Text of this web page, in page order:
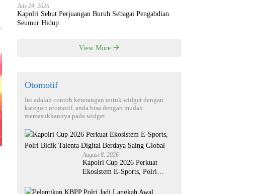
July 24, 2026
Kapolri Sebut Perjuangan Buruh Sebagai Pengabdian
Seumur Hidup
View More
Otomotif
Ini adalah contoh keterangan untuk widget dengan
kategori otomotif, anda bisa dengan mudah
memasukkannya pada widget.
August 8, 2026
Kapolri Cup 2026 Perkuat
Ekosistem E-Sports, Polri
Saing Global